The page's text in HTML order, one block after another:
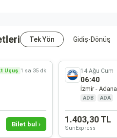
Tek Yön Gidiş-Dönüş
Uçuş 1 sa 35 dk
Bilet bul ›
14 Ağu Cum
06:40
İzmir - Adana
ADB · ADA
1.403,30 TL
SunExpress